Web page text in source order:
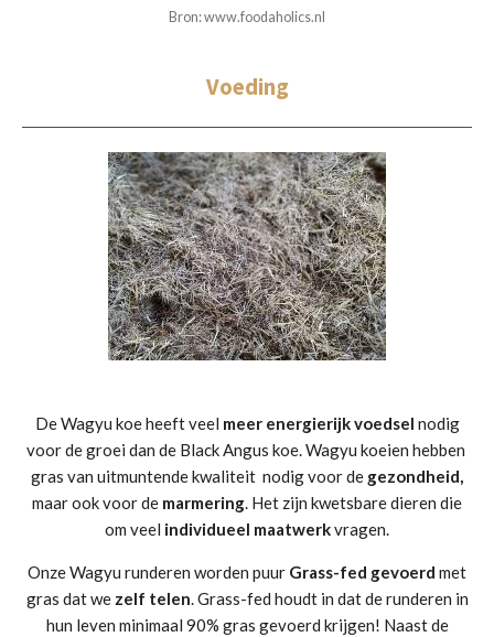
Bron: www.foodaholics.nl
Voeding
De Wagyu koe heeft veel meer energierijk voedsel nodig
voor de groei dan de Black Angus koe. Wagyu koeien hebben
gras van uitmuntende kwaliteit nodig voor de gezondheid,
maar ook voor de marmering. Het zijn kwetsbare dieren die
om veel individueel maatwerkvragen.
Onze Wagyu runderen worden puur Grass-fed gevoerd met
gras dat we zelf telen. Grass-fed houdt in dat de runderen in
hun leven minimaal 90% gras gevoerd krijgen! Naast de